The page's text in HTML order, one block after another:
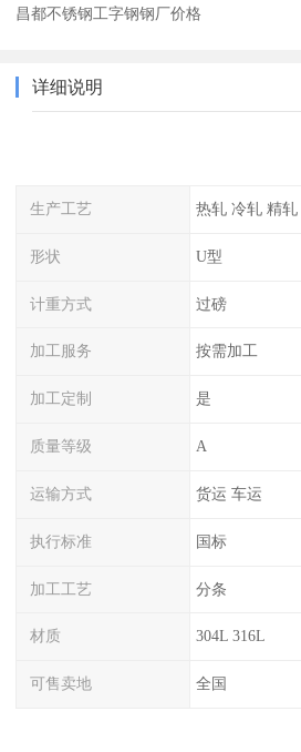
昌都不锈钢工字钢钢厂价格
详细说明
生产工艺 热轧 冷轧 精轧
形状 U型
计重方式 过磅
加工服务 按需加工
加工定制 是
质量等级 A
运输方式 货运 车运
执行标准 国标
加工工艺 分条
材质 304L 316L
可售卖地 全国